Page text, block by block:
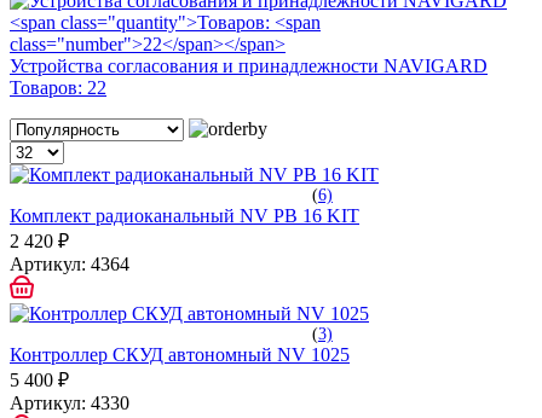
Устройства согласования и принадлежности NAVIGARD
Товаров: 22
(6)
Комплект радиоканальный NV PB 16 KIT
2 420 ₽
Артикул: 4364
(3)
Контроллер СКУД автономный NV 1025
5 400 ₽
Артикул: 4330